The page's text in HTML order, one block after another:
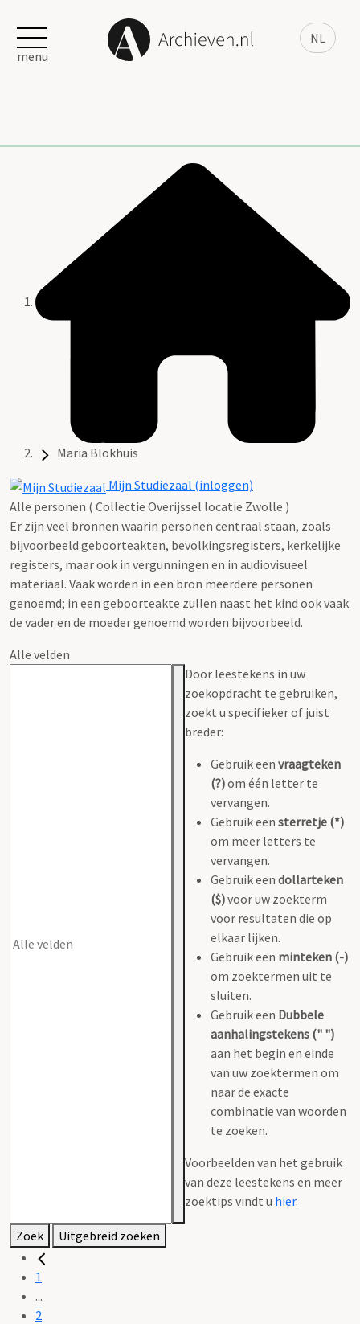
NL
menu
Maria Blokhuis
Mijn Studiezaal (inloggen)
Alle personen ( Collectie Overijssel locatie Zwolle )
Er zijn veel bronnen waarin personen centraal staan, zoals
bijvoorbeeld geboorteakten, bevolkingsregisters, kerkelijke
registers, maar ook in vergunningen en in audiovisueel
materiaal. Vaak worden in een bron meerdere personen
genoemd; in een geboorteakte zullen naast het kind ook vaak
de vader en de moeder genoemd worden bijvoorbeeld.
Alle velden
Door leestekens in uw
zoekopdracht te gebruiken,
zoekt u specifieker of juist
breder:
Gebruik een vraagteken
(?)om één letter te
vervangen.
Gebruik een sterretje (*)
om meer letters te
vervangen.
Gebruik een dollarteken
($)voor uw zoekterm
voor resultaten die op
elkaar lijken.
Gebruik een minteken (-)
om zoektermen uit te
sluiten.
Gebruik een Dubbele
aanhalingstekens (" ")
aan het begin en einde
van uw zoektermen om
naar de exacte
combinatie van woorden
te zoeken.
Voorbeelden van het gebruik
van deze leestekens en meer
zoektips vindt u hier.
Zoek Uitgebreid zoeken
1
...
2